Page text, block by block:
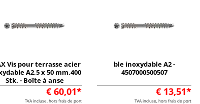
Vis pour terrasse acier
A2,5 x 50 mm,400
Stk. - Boîte à anse
€ 60,01*
TVA incluse, hors frais de port
ble inoxydable A2 -
4507000500507
€ 13,51*
TVA incluse, hors frais de port